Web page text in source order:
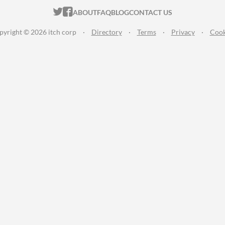
ITCH.IO ON TWITTER
ITCH.IO ON FACEBOOK
ABOUTFAQBLOGCONTACT US
© 2026 itch corp · Directory · Terms · Privacy ·